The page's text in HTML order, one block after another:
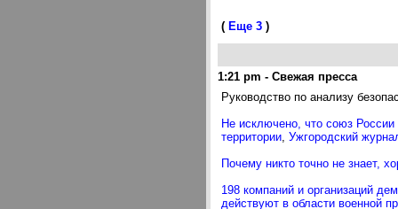
( Еще 3)
1:21 pm - Свежая пресса
Руководство по анализу
Не исключено, что союз
территории, Ужгородский
Почему никто точно не знает,
198 компаний и организаций
действуют в области военной